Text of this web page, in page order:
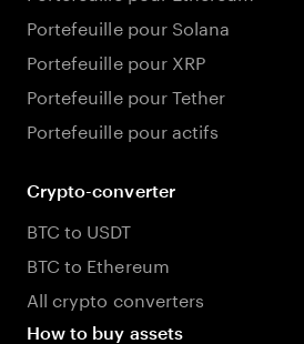
Portefeuille pour Solana
Portefeuille pour XRP
Portefeuille pour Tether
Portefeuille pour actifs
Crypto-converter
BTC to USDT
BTC to Ethereum
All crypto converters
How to buy assets